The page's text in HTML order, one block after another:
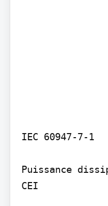
IEC 60947-7-1
Puissance
CEI